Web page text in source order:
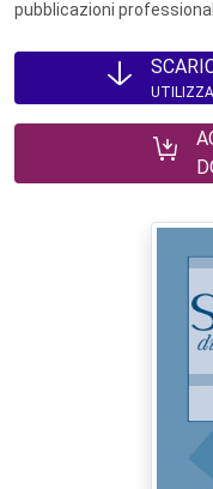
pubblicazioni